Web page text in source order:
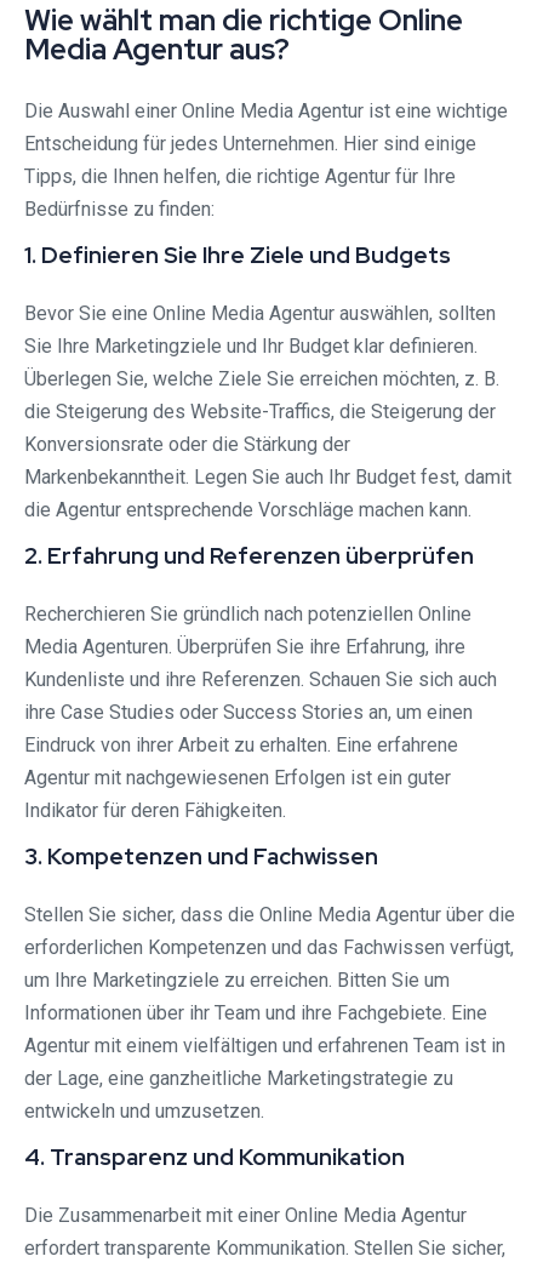
Wie wählt man die richtige Online
Media Agentur aus?
Die Auswahl einer Online Media Agentur ist eine wichtige
Entscheidung für jedes Unternehmen. Hier sind einige
Tipps, die Ihnen helfen, die richtige Agentur für Ihre
Bedürfnisse zu finden:
1. Definieren Sie Ihre Ziele und Budgets
Bevor Sie eine Online Media Agentur auswählen, sollten
Sie Ihre Marketingziele und Ihr Budget klar definieren.
Überlegen Sie, welche Ziele Sie erreichen möchten, z. B.
die Steigerung des Website-Traffics, die Steigerung der
Konversionsrate oder die Stärkung der
Markenbekanntheit. Legen Sie auch Ihr Budget fest, damit
die Agentur entsprechende Vorschläge machen kann.
2. Erfahrung und Referenzen überprüfen
Recherchieren Sie gründlich nach potenziellen Online
Media Agenturen. Überprüfen Sie ihre Erfahrung, ihre
Kundenliste und ihre Referenzen. Schauen Sie sich auch
ihre Case Studies oder Success Stories an, um einen
Eindruck von ihrer Arbeit zu erhalten. Eine erfahrene
Agentur mit nachgewiesenen Erfolgen ist ein guter
Indikator für deren Fähigkeiten.
3. Kompetenzen und Fachwissen
Stellen Sie sicher, dass die Online Media Agentur über die
erforderlichen Kompetenzen und das Fachwissen verfügt,
um Ihre Marketingziele zu erreichen. Bitten Sie um
Informationen über ihr Team und ihre Fachgebiete. Eine
Agentur mit einem vielfältigen und erfahrenen Team ist in
der Lage, eine ganzheitliche Marketingstrategie zu
entwickeln und umzusetzen.
4. Transparenz und Kommunikation
Die Zusammenarbeit mit einer Online Media Agentur
erfordert transparente Kommunikation. Stellen Sie sicher,